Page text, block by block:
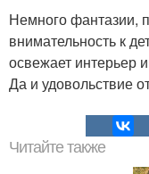
Немного фантазии,
внимательность к
освежает интерьер
Да и удовольствие
Читайте также